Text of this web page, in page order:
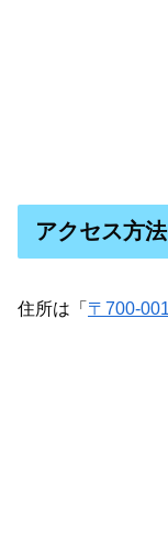
アクセス方法
住所は「 〒700-